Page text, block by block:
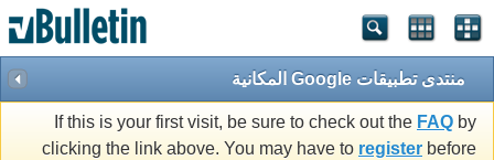
منتدى تطبيقات Google المكانية
If this is your first visit, be sure to check out the FAQ by
clicking the link above. You may have to register before